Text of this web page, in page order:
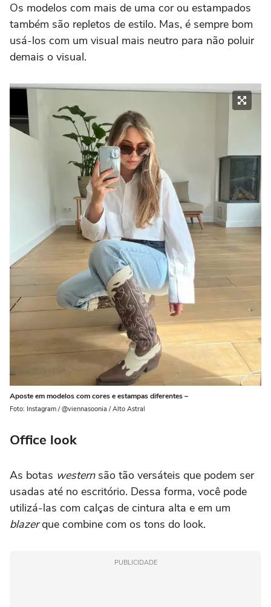
Os modelos com mais de uma cor ou estampados
também são repletos de estilo. Mas, é sempre bom
usá-los com um visual mais neutro para não poluir
demais o visual.
Aposte em modelos com cores e estampas diferentes –
Foto: Instagram / @viennasoonia / Alto Astral
Office look
As botas westernsão tão versáteis que podem ser
usadas até no escritório. Dessa forma, você pode
utilizá-las com calças de cintura alta e em um
blazerque combine com os tons do look.
PUBLICIDADE